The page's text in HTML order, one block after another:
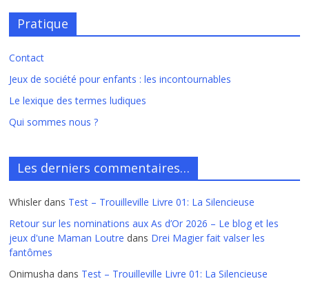
Pratique
Contact
Jeux de société pour enfants : les incontournables
Le lexique des termes ludiques
Qui sommes nous ?
Les derniers commentaires…
Whisler dans Test – Trouilleville Livre 01: La Silencieuse
Retour sur les nominations aux As d’Or 2026 – Le blog et les
jeux d'une Maman Loutre dans Drei Magier fait valser les
fantômes
Onimusha dans Test – Trouilleville Livre 01: La Silencieuse